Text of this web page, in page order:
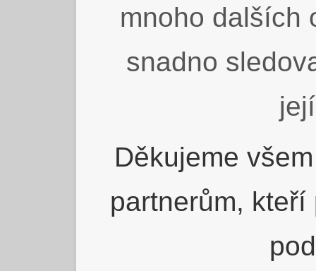
mnoho dalších
snadno
Děkujeme
partnerům,